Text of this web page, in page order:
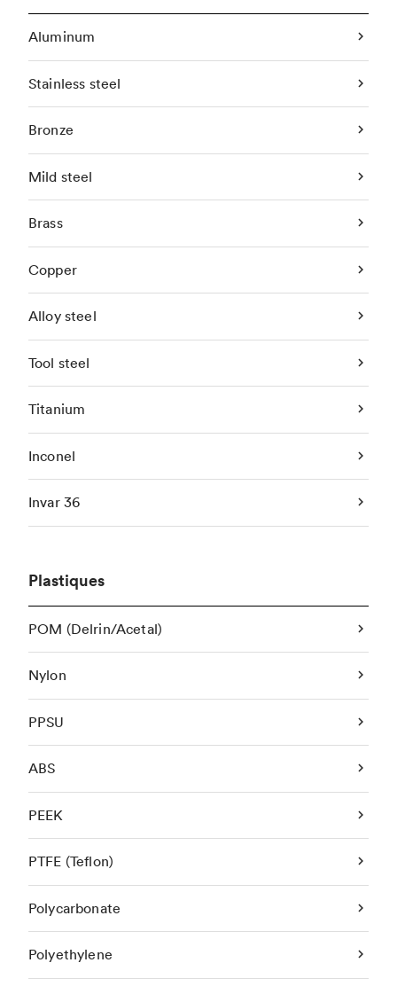
Aluminum
Stainless steel
Bronze
Mild steel
Brass
Copper
Alloy steel
Tool steel
Titanium
Inconel
Invar 36
Plastiques
POM (Delrin/Acetal)
Nylon
PPSU
ABS
PEEK
PTFE (Teflon)
Polycarbonate
Polyethylene